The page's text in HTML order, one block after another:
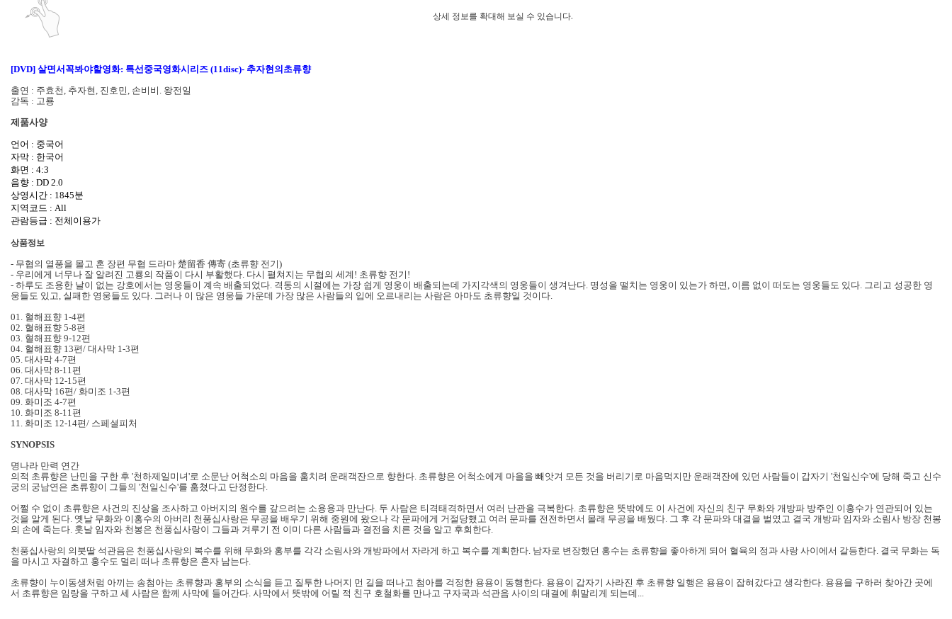
상세 정보를 확대해 보실 수 있습니다.
[DVD] 살면서꼭봐야할영화: 특선중국영화시리즈 (11disc)- 추자현의초류향
출연 : 주효천, 추자현, 진호민, 손비비. 왕전일
감독 : 고룡
제품사양
언어 : 중국어
자막 : 한국어
화면 : 4:3
음향 : DD 2.0
상영시간 : 1845분
지역코드 : All
관람등급 : 전체이용가
상품정보
- 무협의 열풍을 몰고 혼 장편 무협 드라마 楚留香 傳寄 (초류향 전기)
- 우리에게 너무나 잘 알려진 고룡의 작품이 다시 부활했다. 다시 펼쳐지는 무협의 세계! 초류향 전기!
- 하루도 조용한 날이 없는 강호에서는 영웅들이 계속 배출되었다. 격동의 시절에는 가장 쉽게 영웅이 배출되는데 가지각색의 영웅들이 생겨난다. 명성을 떨치는 영웅이 있는가 하면, 이름 없이 떠도는 영웅들도 있다. 그리고 성공한 영
웅들도 있고, 실패한 영웅들도 있다. 그러나 이 많은 영웅들 가운데 가장 많은 사람들의 입에 오르내리는 사람은 아마도 초류향일 것이다.
01. 혈해표향 1-4편
02. 혈해표향 5-8편
03. 혈해표향 9-12편
04. 혈해표향 13편/ 대사막 1-3편
05. 대사막 4-7편
06. 대사막 8-11편
07. 대사막 12-15편
08. 대사막 16편/ 화미조 1-3편
09. 화미조 4-7편
10. 화미조 8-11편
11. 화미조 12-14편/ 스페셜피처
SYNOPSIS
명나라 만력 연간
의적 초류향은 난민을 구한 후 '천하제일미녀'로 소문난 어척소의 마음을 훔치려 운래객잔으로 향한다. 초류향은 어척소에게 마을을 빼앗겨 모든 것을 버리기로 마음먹지만 운래객잔에 있던 사람들이 갑자기 '천일신수'에 당해 죽고 신수
궁의 궁남연은 초류향이 그들의 '천일신수'를 훔쳤다고 단정한다.
어쩔 수 없이 초류향은 사건의 진상을 조사하고 아버지의 원수를 갚으려는 소용용과 만난다. 두 사람은 티격태격하면서 여러 난관을 극복한다. 초류향은 뜻밖에도 이 사건에 자신의 친구 무화와 개방파 방주인 이홍수가 연관되어 있는
것을 알게 된다. 옛날 무화와 이홍수의 아버리 천풍십사랑은 무공을 배우기 위해 중원에 왔으나 각 문파에게 거절당했고 여러 문파를 전전하면서 몰래 무공을 배웠다. 그 후 각 문파와 대결을 벌였고 결국 개방파 임자와 소림사 방장 천봉
의 손에 죽는다. 훗날 임자와 천봉은 천풍십사랑이 그들과 겨루기 전 이미 다른 사람들과 결전을 치른 것을 알고 후회한다.
천풍십사랑의 의붓딸 석관음은 천풍십사랑의 복수를 위해 무화와 홍부를 각각 소림사와 개방파에서 자라게 하고 복수를 계획한다. 남자로 변장했던 홍수는 초류향을 좋아하게 되어 혈육의 정과 사랑 사이에서 갈등한다. 결국 무화는 독
을 마시고 자결하고 홍수도 멀리 떠나 초류향은 혼자 남는다.
초류향이 누이동생처럼 아끼는 송첨아는 초류향과 홍부의 소식을 듣고 질투한 나머지 먼 길을 떠나고 첨아를 걱정한 용용이 동행한다. 용용이 갑자기 사라진 후 초류향 일행은 용용이 잡혀갔다고 생각한다. 용용을 구하러 찾아간 곳에
서 초류향은 임랑을 구하고 세 사람은 함께 사막에 들어간다. 사막에서 뜻밖에 어릴 적 친구 호철화를 만나고 구자국과 석관음 사이의 대결에 휘말리게 되는데...